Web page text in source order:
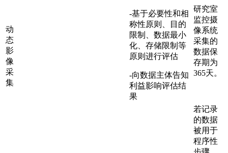
-基于必要性和相
称性原则、目的
限制、数据最小
化、存储限制等
原则进行评估
-向数据主体告知
利益影响评估结
果
研究室
监控摄
像系统
采集的
数据保
存期为
365天。
若记录
的数据
被用于
程序性
动
态
影
像
采
集